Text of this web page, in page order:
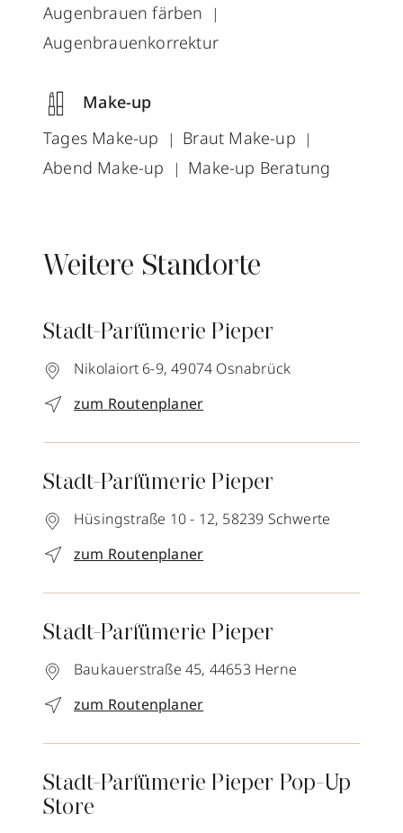
Augenbrauen färben
Augenbrauenkorrektur
Make-up
Tages Make-up
Braut Make-up
Abend Make-up
Make-up Beratung
Weitere Standorte
Stadt-Parfümerie Pieper
Nikolaiort 6-9, 49074 Osnabrück
zum Routenplaner
Stadt-Parfümerie Pieper
Hüsingstraße 10 - 12, 58239 Schwerte
zum Routenplaner
Stadt-Parfümerie Pieper
Baukauerstraße 45, 44653 Herne
zum Routenplaner
Stadt-Parfümerie Pieper Pop-Up
Store